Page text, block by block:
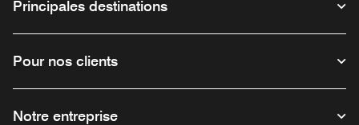
Principales destinations
Pour nos clients
Notre entreprise